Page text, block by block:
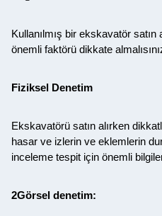
Kullanılmış bir ekskavatör
önemli faktörü dikkate
Fiziksel Denetim
Ekskavatörü satın alırken
hasar ve izlerin ve eklemlerin
inceleme tespit için önemli
2Görsel denetim: